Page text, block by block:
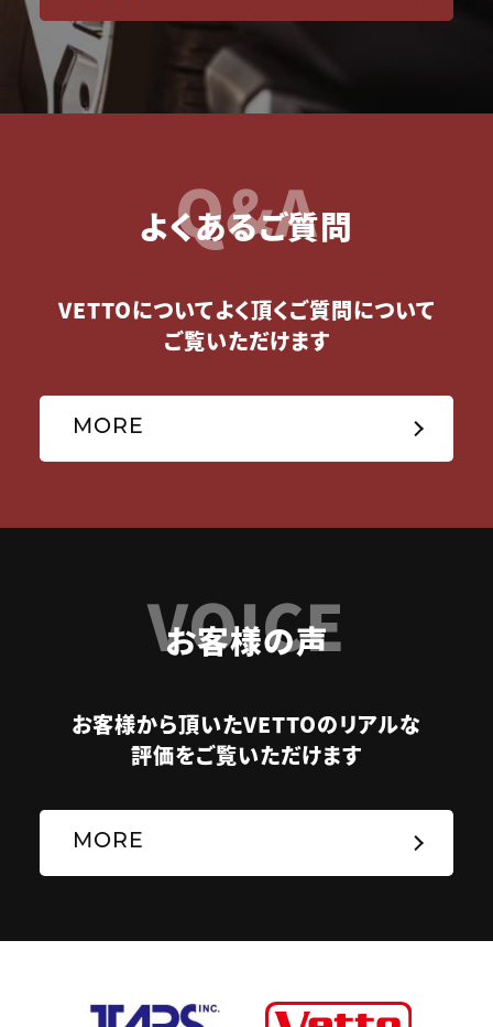
Q&A
よくあるご質問
VETTOについてよく頂くご質問について
ご覧いただけます
MORE
VOICE
お客様の声
お客様から頂いたVETTOのリアルな
評価をご覧いただけます
MORE